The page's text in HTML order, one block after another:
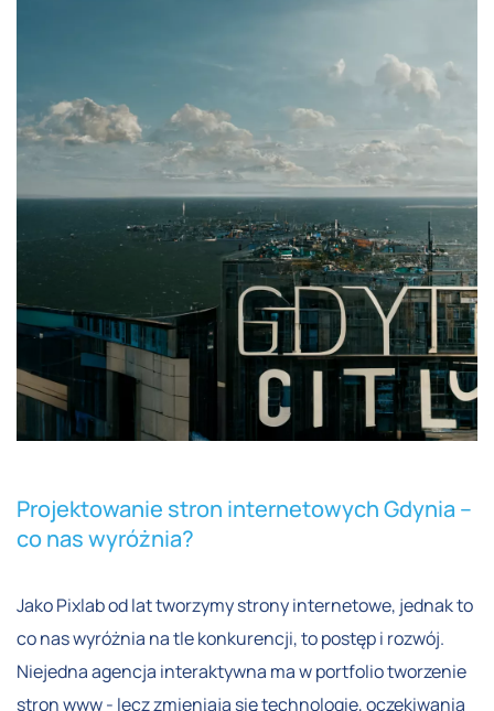
Projektowanie stron internetowych Gdynia –
co nas wyróżnia?
Jako Pixlab od lat tworzymy strony internetowe, jednak to
co nas wyróżnia na tle konkurencji, to postęp i rozwój.
Niejedna agencja interaktywna ma w portfolio tworzenie
stron www - lecz zmieniają się technologie, oczekiwania